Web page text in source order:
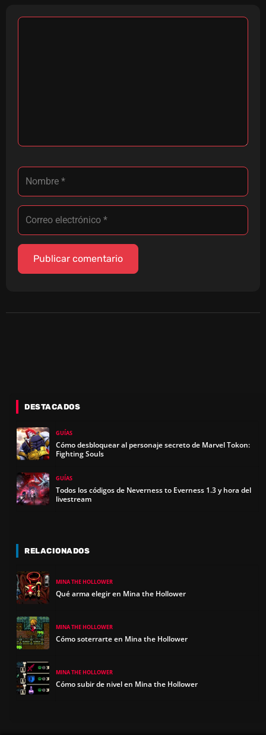
DESTACADOS
GUÍAS
Cómo desbloquear al personaje secreto de Marvel Tokon:
Fighting Souls
GUÍAS
Todos los códigos de Neverness to Everness 1.3 y hora del
livestream
RELACIONADOS
MINA THE HOLLOWER
Qué arma elegir en Mina the Hollower
MINA THE HOLLOWER
Cómo soterrarte en Mina the Hollower
MINA THE HOLLOWER
Cómo subir de nivel en Mina the Hollower